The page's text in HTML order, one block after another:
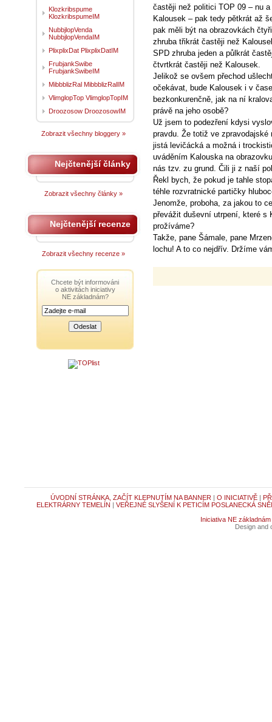
častěji než politici TOP 09 – nu
Kalousek – pak tedy pětkrát až
pak měli být na obrazovkách
zhruba třikrát častěji než
SPD zhruba jeden a půlkrát
čtvrtkrát častěji než Kalousek.
Jelikož se ovšem přechod
očekávat, bude Kalousek i v
bezkonkurenčně, jak na ní
právě na jeho osobě?
Už jsem to podezření kdysi
pravdu. Že totiž ve
jistá levičácká a možná i
uváděním Kalouska na
nás tzv. zu grund. Čili ji z naší
Řekl bych, že pokud je tahle
téhle rozvratnické partičky
Jenomže, proboha, za jakou to
převážit duševní utrpení, které s
prožíváme?
Takže, pane Šámale, pane
lochu! A to co nejdřív. Držíme
Klozkribspume
KlozkribspumeIM
NubbjlopVenda
NubbjlopVendaIM
PlixplixDat PlixplixDatIM
FrubjankSwibe
FrubjankSwibeIM
MibbblizRal MibbblizRalIM
VlimglopTop VlimglopTopIM
Droozosow DroozosowIM
Zobrazit všechny bloggery »
Nejčtenější články
Zobrazit všechny články »
Nejčtenější recenze
Zobrazit všechny recenze »
Chcete být informováni
o aktivitách iniciativy
NE základnám?
ÚVODNÍ STRÁNKA, ZAČÍT KLEPNUTÍM NA BANNER | O INICIATIVĚ|
ELEKTRÁRNY TEMELÍN | VEŘEJNÉ SLYŠENÍ K PETICÍM POSLANECKÁ
Iniciativa NE základnám
Design and